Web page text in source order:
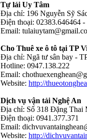
Tự lái Uy Tâm
Địa chỉ: 196 Nguyễn Sỹ
Điện thoại: 02383.646464 -
Email:
Cho Thuê xe ô tô tại TP
Địa chỉ: Ngã tư sân bay -
Hotline: 0947.138.222
Email:
Website: http://
Dịch vụ vận tải Nghệ An
Địa chỉ: Số 318 Đặng Thai
Điện thoại: 0941.377.371
Email:
Website: http://